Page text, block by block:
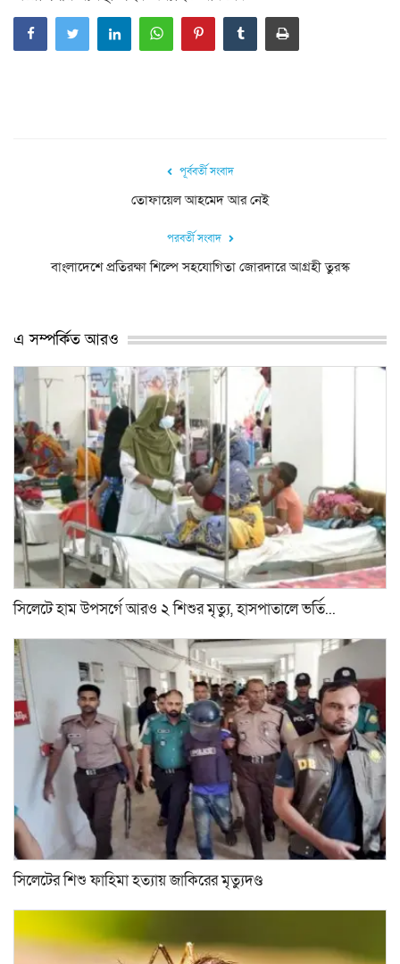
রকমারি
পূর্ববর্তী সংবাদ
তোফায়েল আহমেদ আর নেই
পরবর্তী সংবাদ
বাংলাদেশে প্রতিরক্ষা শিল্পে সহযোগিতা জোরদারে আগ্রহী তুরস্ক
এ সম্পর্কিত আরও
সিলেটে হাম উপসর্গে আরও ২ শিশুর মৃত্যু, হাসপাতালে ভর্তি...
সিলেটের শিশু ফাহিমা হত্যায় জাকিরের মৃত্যুদণ্ড